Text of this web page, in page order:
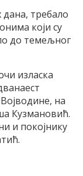
требало
који су
до темељног
изласка
на
Кузмановић.
и покојнику